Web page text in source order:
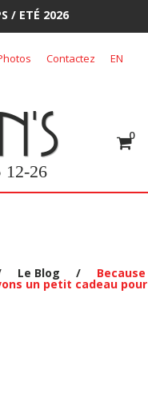
/ ETÉ 2026
Contactez EN
12-26
0
Le Blog / Because
un petit cadeau pour